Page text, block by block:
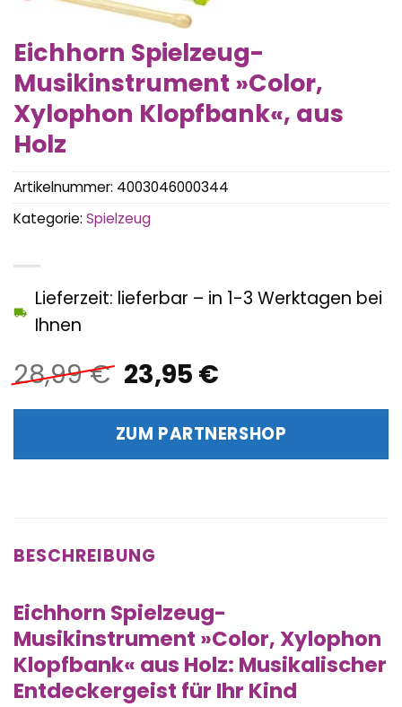
Eichhorn Spielzeug-
Musikinstrument »Color,
Xylophon Klopfbank«, aus
Holz
28,99€ Ursprünglicher
Preis
war:
28,99 €
23,95 €Aktueller
ist:
23,95 €.
Lieferzeit: lieferbar – in 1-3 Werktagen bei
Ihnen
ZUM PARTNERSHOP
Artikelnummer: 4003046000344
Kategorie: Spielzeug
BESCHREIBUNG
Eichhorn Spielzeug-
Musikinstrument »Color, Xylophon
Klopfbank« aus Holz: Musikalischer
Entdeckergeist für Ihr Kind